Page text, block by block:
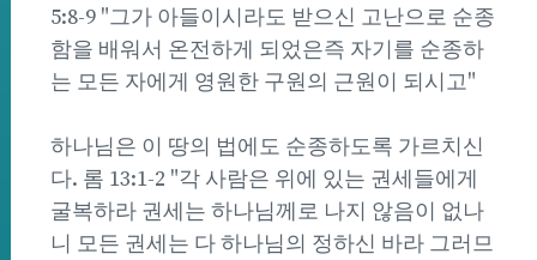
5:8-9 "그가 아들이시라도 받으신 고난으로 순종
함을 배워서 온전하게 되었은즉 자기를 순종하
는 모든 자에게 영원한 구원의 근원이 되시고"
하나님은 이 땅의 법에도 순종하도록 가르치신
다. 롬 13:1-2 "각 사람은 위에 있는 권세들에게
굴복하라 권세는 하나님께로 나지 않음이 없나
니 모든 권세는 다 하나님의 정하신 바라 그러므